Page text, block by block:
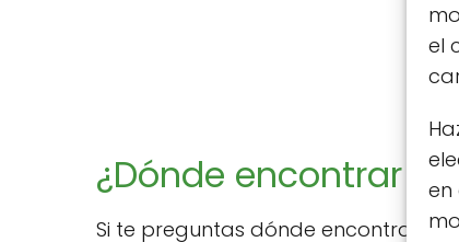
el
en
¿Dónde encontrar
Si te preguntas dónde encontrar